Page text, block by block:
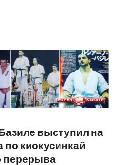
выступил на
киокусинкай
перерыва